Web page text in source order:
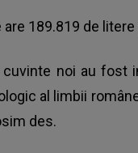
189.819 de
noi au fost
al limbii
des.